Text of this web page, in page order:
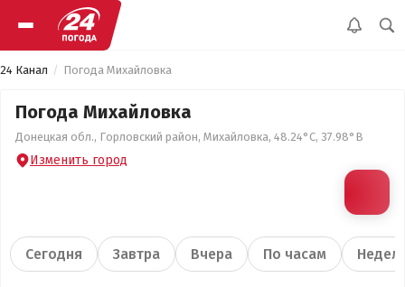
24 Канал Погода Михайловка
Погода Михайловка
Донецкая обл., Горловский район, Михайловка, 48.24°С, 37.98°В
Изменить город
Сегодня Завтра Вчера По часам